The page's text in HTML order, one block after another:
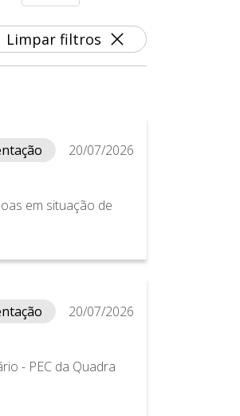
Limpar filtros
20/07/2026
em situação de
20/07/2026
- PEC da Quadra